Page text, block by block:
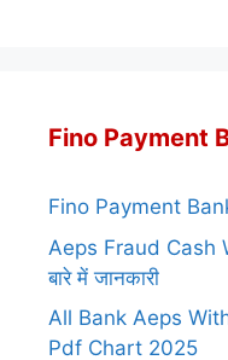
Fino Payment
Fino Payment
Aeps Fraud Cash
बारे में जानकारी
All Bank Aeps
Pdf Chart 2025